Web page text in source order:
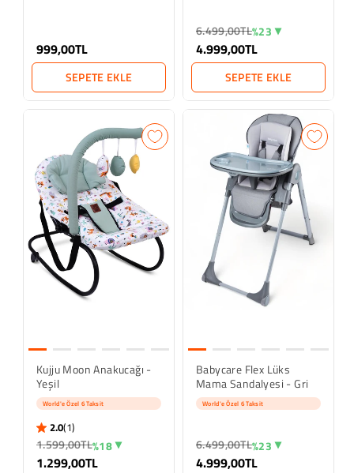
999,00TL
SEPETE EKLE
6.499,00TL%23
4.999,00TL
SEPETE EKLE
Kujju Moon Anakucağı -
Yeşil
World'e Özel 6 Taksit
2.0(1)
2.0 star rating
1 İnceleme
1.599,00TL%18
1.299,00TL
Babycare Flex Lüks
Mama Sandalyesi - Gri
World'e Özel 6 Taksit
6.499,00TL%23
4.999,00TL